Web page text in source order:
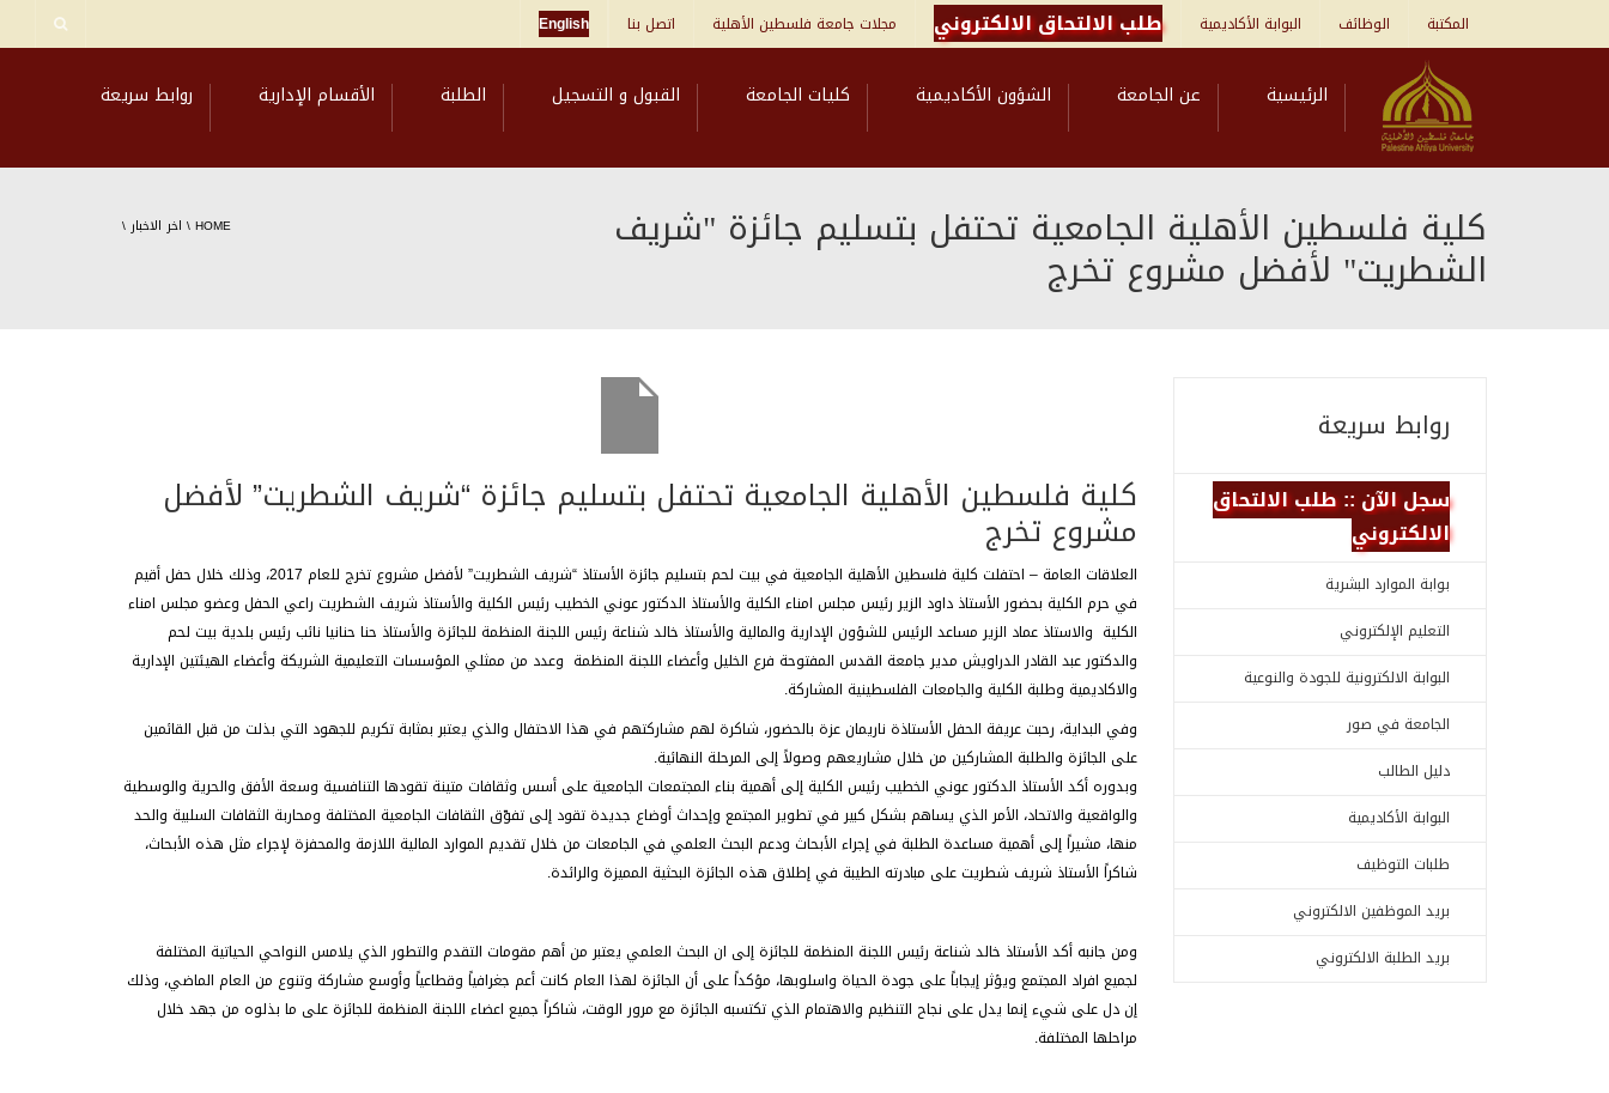
المكتبة الوظائف البوابة الأكاديمية طلب الالتحاق الالكتروني مجلات جامعة فلسطين الأهلية اتصل بنا English
الرئيسية عن الجامعة الشؤون الأكاديمية كليات الجامعة القبول و التسجيل الطلبة الأقسام الإدارية روابط سريعة
كلية فلسطين الأهلية الجامعية تحتفل بتسليم جائزة "شريف
الشطريت" لأفضل مشروع تخرج
HOME
\ اخر الاخبار \
كلية فلسطين الأهلية الجامعية تحتفل بتسليم جائزة “شريف الشطريت” لأفضل
مشروع تخرج
العلاقات العامة – احتفلت كلية فلسطين الأهلية الجامعية في بيت لحم بتسليم جائزة الأستاذ “شريف الشطريت” لأفضل مشروع تخرج للعام 2017،
وذلك خلال حفل أقيم
في حرم الكلية بحضور الأستاذ داود الزير رئيس مجلس امناء الكلية والأستاذ الدكتور عوني الخطيب رئيس الكلية والأستاذ شريف الشطريت راعي الحفل وعضو مجلس امناء
الكلية والاستاذ عماد الزير مساعد الرئيس للشؤون الإدارية والمالية والأستاذ خالد شناعة رئيس اللجنة المنظمة للجائزة والأستاذ حنا حنانيا نائب رئيس بلدية بيت لحم
والدكتور عبد القادر الدراويش مدير جامعة القدس المفتوحة فرع الخليل وأعضاء اللجنة المنظمة وعدد من ممثلي المؤسسات التعليمية الشريكة وأعضاء الهيئتين الإدارية
والاكاديمية وطلبة الكلية والجامعات الفلسطينية المشاركة.
وفي البداية، رحبت عريفة الحفل الأستاذة ناريمان عزة بالحضور، شاكرة لهم مشاركتهم في هذا الاحتفال والذي يعتبر بمثابة تكريم للجهود التي بذلت من قبل القائمين
على الجائزة والطلبة المشاركين من خلال مشاريعهم وصولاً إلى المرحلة النهائية.
وبدوره أكد الأستاذ الدكتور عوني الخطيب رئيس الكلية إلى أهمية بناء المجتمعات الجامعية على أسس وثقافات متينة تقودها التنافسية وسعة الأفق والحرية والوسطية
والواقعية والاتحاد، الأمر الذي يساهم بشكل كبير في تطوير المجتمع وإحداث أوضاع جديدة تقود إلى تفوّق الثقافات الجامعية المختلفة ومحاربة الثقافات السلبية والحد
منها، مشيراً إلى أهمية مساعدة الطلبة في إجراء الأبحاث ودعم البحث العلمي في الجامعات من خلال تقديم الموارد المالية اللازمة والمحفزة لإجراء مثل هذه الأبحاث،
شاكراً الأستاذ شريف شطريت على مبادرته الطيبة في إطلاق هذه الجائزة البحثية المميزة والرائدة.
ومن جانبه أكد الأستاذ خالد شناعة رئيس اللجنة المنظمة للجائزة إلى ان البحث العلمي يعتبر من أهم مقومات التقدم والتطور الذي يلامس النواحي الحياتية المختلفة
لجميع افراد المجتمع ويؤثر إيجاباً على جودة الحياة واسلوبها، مؤكداً على أن الجائزة لهذا العام كانت أعم جغرافياً وقطاعياً وأوسع مشاركة وتنوع من العام الماضي، وذلك
إن دل على شيء إنما يدل على نجاح التنظيم والاهتمام الذي تكتسبه الجائزة مع مرور الوقت، شاكراً جميع اعضاء اللجنة المنظمة للجائزة على ما بذلوه من جهد خلال
مراحلها المختلفة.
روابط سريعة
سجل الآن :: طلب الالتحاق
الالكتروني
بوابة الموارد البشرية
التعليم الإلكتروني
البوابة الالكترونية للجودة والنوعية
الجامعة في صور
دليل الطالب
البوابة الأكاديمية
طلبات التوظيف
بريد الموظفين الالكتروني
بريد الطلبة الالكتروني